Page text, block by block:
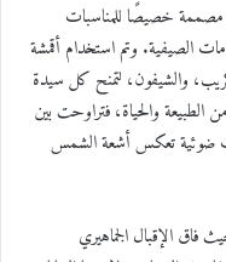
مصممة خصيصًا للمناسبات
الصيفية. وتم استخدام أقمشة
والشيفون، لتمنح كل سيدة
الطبيعة والحياة، فتراوحت بين
ضوئية تعكس أشعة الشمس
فاق الإقبال الجماهيري